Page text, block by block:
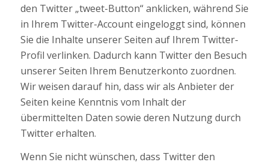
den Twitter „tweet-Button“ anklicken, während Sie
in Ihrem Twitter-Account eingeloggt sind, können
Sie die Inhalte unserer Seiten auf Ihrem Twitter-
Profil verlinken. Dadurch kann Twitter den Besuch
unserer Seiten Ihrem Benutzerkonto zuordnen.
Wir weisen darauf hin, dass wir als Anbieter der
Seiten keine Kenntnis vom Inhalt der
übermittelten Daten sowie deren Nutzung durch
Twitter erhalten.
Wenn Sie nicht wünschen, dass Twitter den